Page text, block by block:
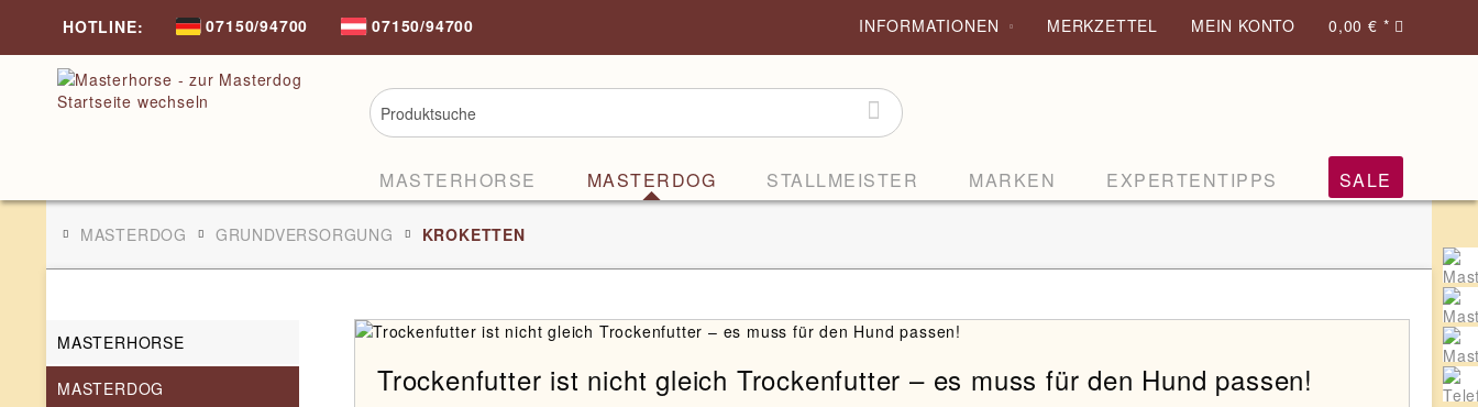
HOTLINE: 07150/94700 07150/94700 INFORMATIONEN MERKZETTEL MEIN KONTO 0,00 € *
MASTERHORSE MASTERDOG STALLMEISTER MARKEN EXPERTENTIPPS SALE
MASTERDOG GRUNDVERSORGUNG KROKETTEN
MASTERHORSE
MASTERDOG
Trockenfutter ist nicht gleich Trockenfutter – es muss für den Hund passen!